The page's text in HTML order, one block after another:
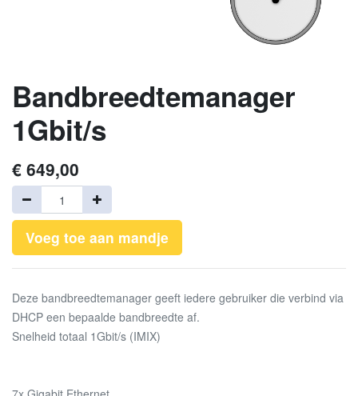
Bandbreedtemanager
1Gbit/s
€ 649,00
Voeg toe aan mandje
Deze bandbreedtemanager geeft iedere gebruiker die verbind via
DHCP een bepaalde bandbreedte af.
Snelheid totaal 1Gbit/s (IMIX)